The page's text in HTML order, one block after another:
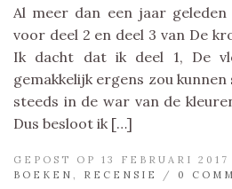
Al meer dan een jaar
voor deel 2 en deel 3 van De
Ik dacht dat ik deel 1, De
gemakkelijk ergens zou
steeds in de war van de
Dus besloot ik […]
GEPOST OP 13 FEBRUARI 2017
BOEKEN
RECENSIE / 0